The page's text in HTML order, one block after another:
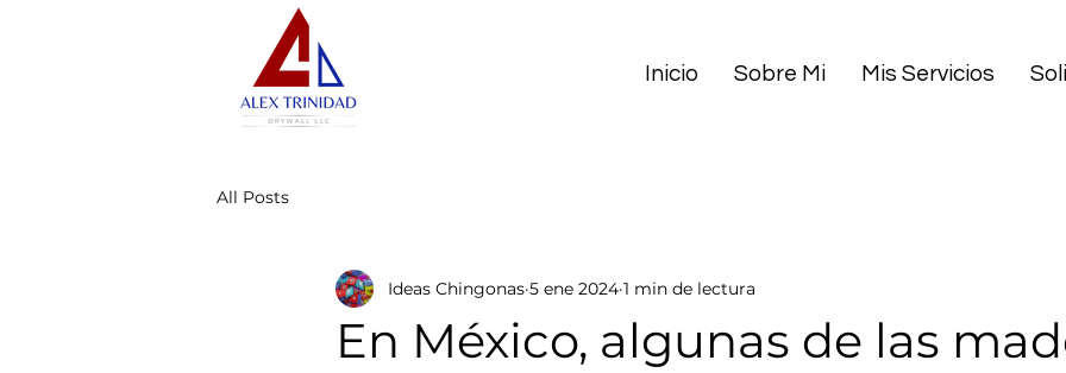
Inicio Sobre Mi Mis Servicios
All Posts
En México, algunas de las
Ideas Chingonas 5 ene 2024 1 min de lectura